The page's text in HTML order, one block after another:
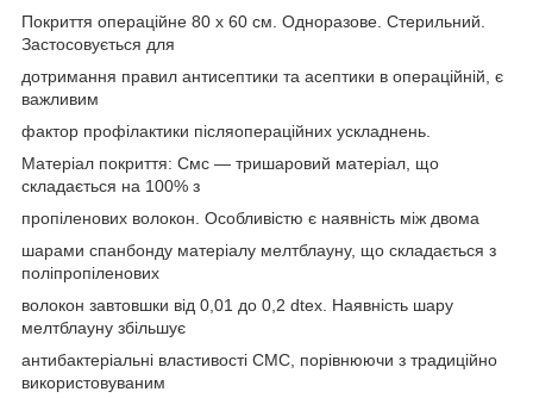
Покриття операційне 80 х 60 см. Одноразове. Стерильний.
Застосовується для
дотримання правил антисептики та асептики в операційній, є
важливим
фактор профілактики післяопераційних ускладнень.
Матеріал покриття: Смс — тришаровий матеріал, що
складається на 100% з
пропіленових волокон. Особливістю є наявність між двома
шарами спанбонду матеріалу мелтблауну, що складається з
поліпропіленових
волокон завтовшки від 0,01 до 0,2 dtex. Наявність шару
мелтблауну збільшує
антибактеріальні властивості СМС, порівнюючи з традиційно
використовуваним